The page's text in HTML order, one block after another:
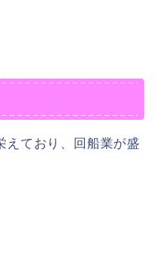
えており、回船業が盛